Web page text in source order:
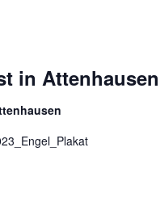
in Attenhausen